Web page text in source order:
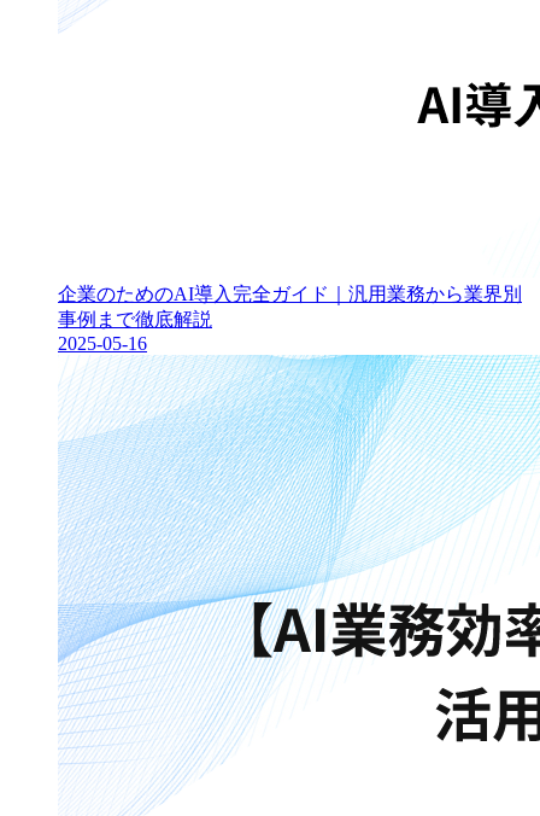
企業のためのAI導入完全ガイド｜汎用業務から業界別
事例まで徹底解説
2025-05-16